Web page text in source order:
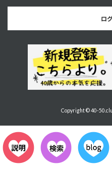
ロ
Copyright © 40-